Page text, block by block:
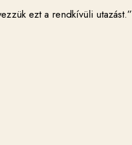
ezt a rendkívüli utazást.”